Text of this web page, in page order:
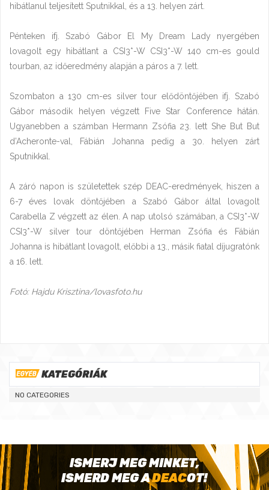
hibátlanul teljesített Sputnikkal, és a 13. helyen zárt.
Pénteken ifj. Szabó Gábor El My Dream Lady nyergében
lovagolt egy hibátlant a CSI3*-W CSI3*-W 140 cm-es gould
tourban, az időeredmény alapján a páros a 7. lett.
Szombaton a 130 cm-es silver tour elődöntőjében ifj. Szabó
Gábor második helyen végzett Five Star Conference hátán.
Ugyanebben a számban Hermann Zsófia 23. lett She But But
d’Acheronte-val, Fábián Johanna pedig a 30. helyen zárt
Sputnikkal.
A záró napon is születettek szép DEAC-eredmények, hiszen a
6-7 éves lovak döntőjében a Szabó Gábor által lovagolt
Carabella Z végzett az élen. A nap utolsó számában, a CSI3*-W
CSI3*-W silver tour döntőjében Herman Zsófia és Fábián
Johanna is hibátlant lovagolt, előbbi a 13., másik fiatal díjugratónk
a 16. lett.
Fotó: Hajdu Krisztina/lovasfoto.hu
KATEGÓRIÁK
NO CATEGORIES
ISMERJ MEG MINKET,
ISMERD MEG ADEACOT!